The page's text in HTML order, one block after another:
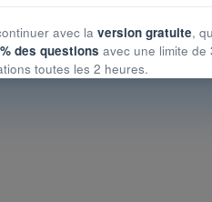
avec la version gratuite,
des questions avec une limite de
toutes les 2 heures.